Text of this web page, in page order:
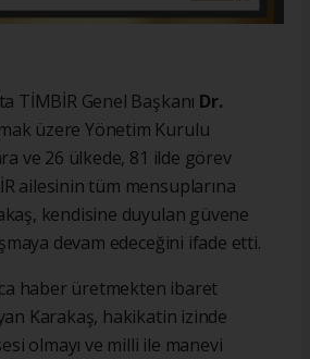
TİMBİR Genel Başkanı Dr.
üzere Yönetim Kurulu
ve 26 ülkede, 81 ilde görev
ailesinin tüm mensuplarına
kendisine duyulan güvene
devam edeceğini ifade etti.
haber üretmekten ibaret
Karakaş, hakikatin izinde
olmayı ve milli ile manevi